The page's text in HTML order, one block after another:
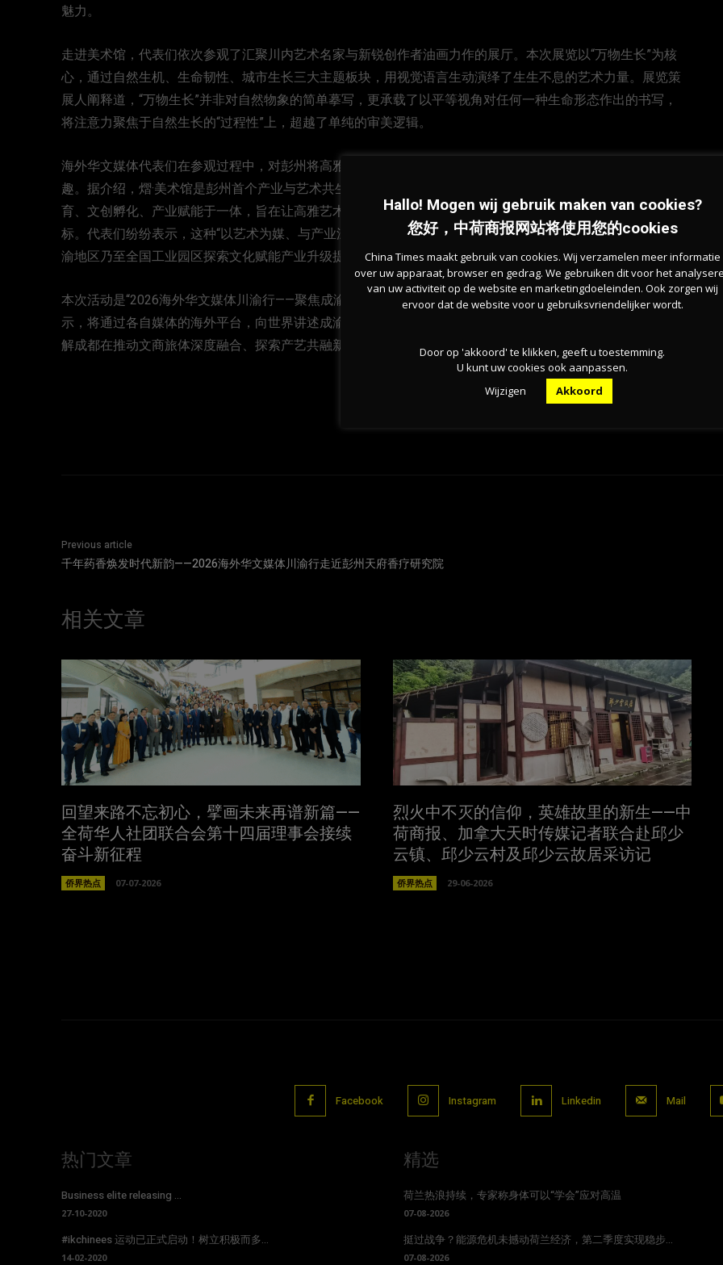
魅力。
走进美术馆，代表们依次参观了汇聚川内艺术名家与新锐创作者油画力作的展厅。本次展览以“万物生长”为核
心，通过自然生机、生命韧性、城市生长三大主题板块，用视觉语言生动演绎了生生不息的艺术力量。展览策
展人阐释道，“万物生长”并非对自然物象的简单摹写，更承载了以平等视角对任何一种生命形态作出的书写，
将注意力聚焦于自然生长的“过程性”上，超越了单纯的审美逻辑。
海外华文媒体代表们在参观过程中，对彭州将高雅艺术融入工业园区、推动产艺融合的创新模式表现出浓厚兴
趣。据介绍，熠·美术馆是彭州首个产业与艺术共生的新型民营美术馆，场馆打破了传统艺术边界，集展览美
育、文创孵化、产业赋能于一体，旨在让高雅艺术贴近产业、走进大众，着力打造川西特色产艺融合文化新地
标。代表们纷纷表示，这种“以艺术为媒、与产业深度联动”的模式，不仅提升了“彭州造”的品牌格调，也为成
渝地区乃至全国工业园区探索文化赋能产业升级提供了极具启发性的样本。
本次活动是“2026海外华文媒体川渝行——聚焦成渝地区双城经济圈建设”联合参访的重要一站。参访团成员表
示，将通过各自媒体的海外平台，向世界讲述成渝地区双城经济圈建设中的文化创新故事，让更多海外受众了
解成都在推动文商旅体深度融合、探索产艺共融新路径方面的积极探索与实践成果。
Previous article
千年药香焕发时代新韵——2026海外华文媒体川渝行走近彭州天府香疗研究院
相关文章
回望来路不忘初心，擘画未来再谱新篇——
全荷华人社团联合会第十四届理事会接续
奋斗新征程
侨界热点 07-07-2026
烈火中不灭的信仰，英雄故里的新生——中
荷商报、加拿大天时传媒记者联合赴邱少
云镇、邱少云村及邱少云故居采访记
侨界热点 29-06-2026
Facebook Instagram Linkedin Mail
热门文章
Business elite releasing ...
27-10-2020
#ikchinees 运动已正式启动！树立积极而多...
14-02-2020
精选
荷兰热浪持续，专家称身体可以“学会”应对高温
07-08-2026
挺过战争？能源危机未撼动荷兰经济，第二季度实现稳步...
07-08-2026
Hallo! Mogen wij gebruik maken van cookies?
您好，中荷商报网站将使用您的cookies
China Times maakt gebruik van cookies. Wij verzamelen meer informatie
over uw apparaat, browser en gedrag. We gebruiken dit voor het
van uw activiteit op de website en marketingdoeleinden. Ook zorgen wij
ervoor dat de website voor u gebruiksvriendelijker wordt.
Door op 'akkoord' te klikken, geeft u toestemming.
U kunt uw cookies ook aanpassen.
Wijzigen
Akkoord